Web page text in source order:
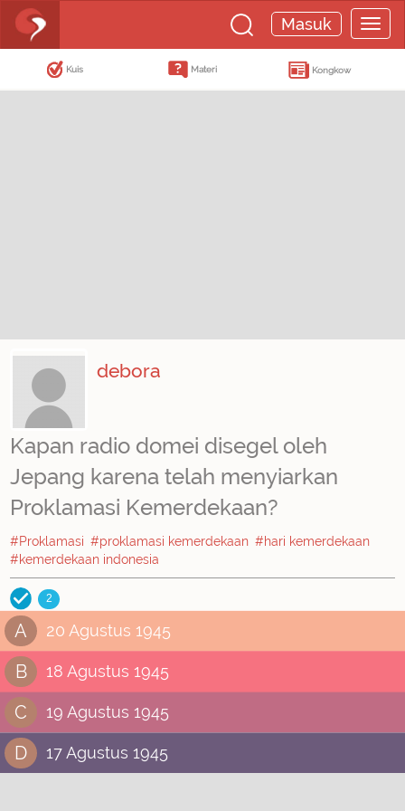
Masuk
Kuis Materi Kongkow
debora
Kapan radio domei disegel oleh
Jepang karena telah menyiarkan
Proklamasi Kemerdekaan?
#Proklamasi #proklamasi kemerdekaan #hari kemerdekaan
#kemerdekaan indonesia
2
A 20 Agustus 1945
B 18 Agustus 1945
C 19 Agustus 1945
D 17 Agustus 1945